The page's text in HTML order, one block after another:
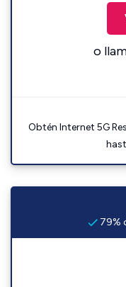
o
Obtén Internet 5G
79%